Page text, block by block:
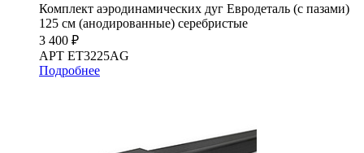
Комплект аэродинамических дуг Евродеталь (с пазами)
125 см (анодированные) серебристые
3 400 ₽
АРТ ET3225AG
Подробнее